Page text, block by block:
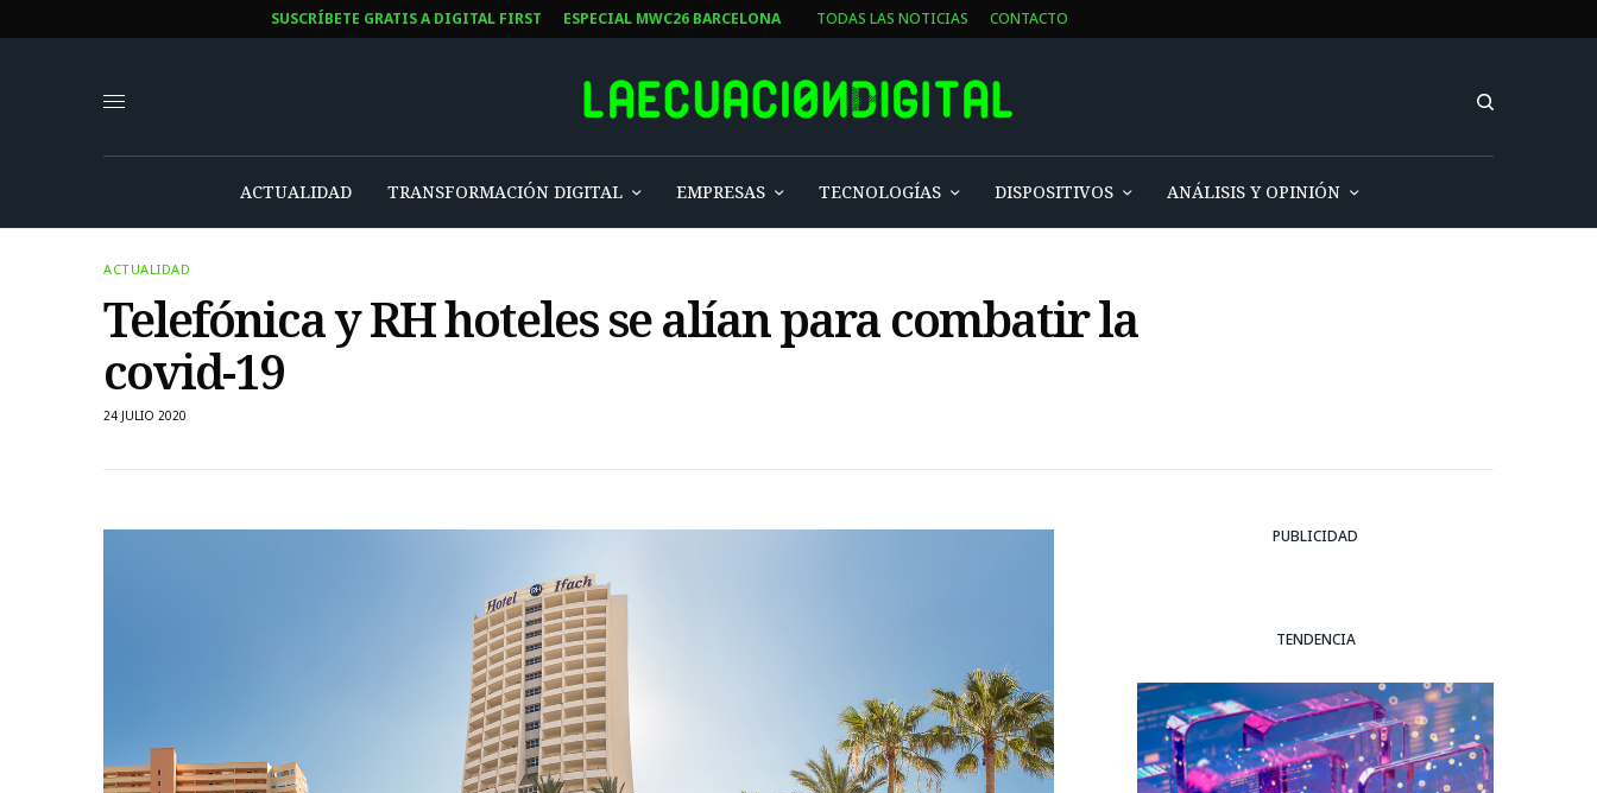
SUSCRÍBETE GRATIS A DIGITAL FIRST ESPECIAL MWC26 BARCELONA TODAS LAS NOTICIAS CONTACTO
ACTUALIDAD TRANSFORMACIÓN DIGITAL EMPRESAS TECNOLOGÍAS DISPOSITIVOS ANÁLISIS Y OPINIÓN
ACTUALIDAD
Telefónica y RH hoteles se alían para combatir la
covid-19
24 JULIO 2020
PUBLICIDAD
TENDENCIA